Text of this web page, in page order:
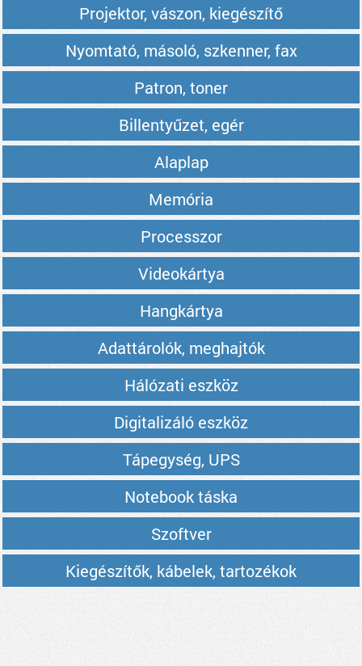
Projektor, vászon, kiegészítő
Nyomtató, másoló, szkenner, fax
Patron, toner
Billentyűzet, egér
Alaplap
Memória
Processzor
Videokártya
Hangkártya
Adattárolók, meghajtók
Hálózati eszköz
Digitalizáló eszköz
Tápegység, UPS
Notebook táska
Szoftver
Kiegészítők, kábelek, tartozékok